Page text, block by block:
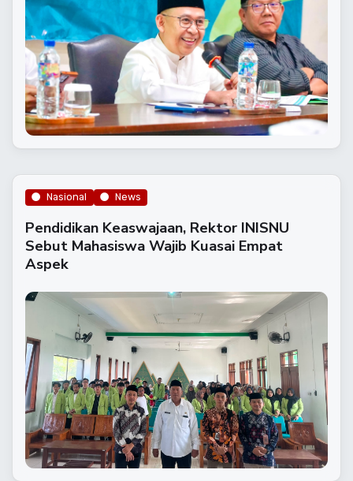
Nasional News
Pendidikan Keaswajaan, Rektor INISNU
Sebut Mahasiswa Wajib Kuasai Empat
Aspek